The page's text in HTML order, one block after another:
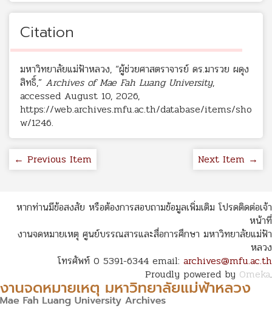
Citation
มหาวิทยาลัยแม่ฟ้าหลวง, “ผู้ช่วยศาสตราจารย์ ดร.มารวย ผดุง
สิทธิ์,” Archives of Mae Fah Luang University,
accessed August 10, 2026,
https://web.archives.mfu.ac.th/database/items/sho
w/1246.
← Previous Item Next Item →
หากท่านมีข้อสงสัย หรือต้องการสอบถามข้อมูลเพิ่มเติม โปรดติดต่อเจ้า
หน้าที่
งานจดหมายเหตุ ศูนย์บรรณสารและสื่อการศึกษา มหาวิทยาลัยแม่ฟ้า
หลวง
โทรศัพท์ 0 5391-6344 email: archives@mfu.ac.th
Proudly powered by Omeka.